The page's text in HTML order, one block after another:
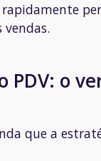
PDV: o
que a